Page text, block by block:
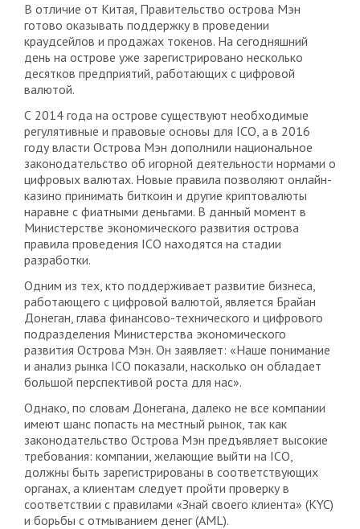
В отличие от Китая, Правительство острова Мэн
готово оказывать поддержку в проведении
краудсейлов и продажах токенов. На сегодняшний
день на острове уже зарегистрировано несколько
десятков предприятий, работающих с цифровой
валютой.
С 2014 года на острове существуют необходимые
регулятивные и правовые основы для ICO, а в 2016
году власти Острова Мэн дополнили национальное
законодательство об игорной деятельности нормами о
цифровых валютах. Новые правила позволяют онлайн-
казино принимать биткоин и другие криптовалюты
наравне с фиатными деньгами. В данный момент в
Министерстве экономического развития острова
правила проведения ICO находятся на стадии
разработки.
Одним из тех, кто поддерживает развитие бизнеса,
работающего с цифровой валютой, является Брайан
Донеган, глава финансово-технического и цифрового
подразделения Министерства экономического
развития Острова Мэн. Он заявляет: «Наше понимание
и анализ рынка ICO показали, насколько он обладает
большой перспективой роста для нас».
Однако, по словам Донегана, далеко не все компании
имеют шанс попасть на местный рынок, так как
законодательство Острова Мэн предъявляет высокие
требования: компании, желающие выйти на ICO,
должны быть зарегистрированы в соответствующих
органах, а клиентам следует пройти проверку в
соответствии с правилами «Знай своего клиента» (KYC)
и борьбы с отмыванием денег (AML).